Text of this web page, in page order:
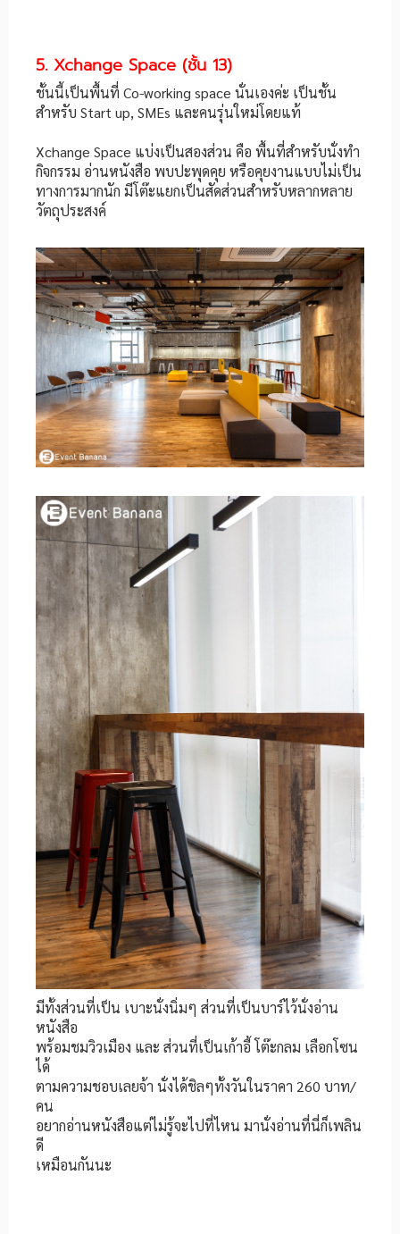
5. Xchange Space (ชั้น 13)
ชั้นนี้เป็นพื้นที่ Co-working space นั่นเองค่ะ เป็นชั้น
สำหรับ​ Start up, SMEs และคนรุ่นใหม่โดยแท้
Xchange Space แบ่งเป็นสองส่วน คือ พื้นที่สำหรับนั่งทำ
กิจกรรม อ่านหนังสือ พบปะพุดคุย หรือคุยงานแบบไม่เป็น
ทางการมากนัก มีโต๊ะแยกเป็นสัดส่วนสำหรับหลากหลาย
วัตถุประสงค์
มีทั้งส่วนที่เป็น เบาะนั่งนิ่มๆ ส่วนที่เป็นบาร์ไว้นั่งอ่าน
หนังสือ
พร้อมชมวิวเมือง และ ส่วนที่เป็นเก้าอี้ โต๊ะกลม เลือกโซน
ได้
ตามความชอบเลยจ้า นั่งได้ชิลๆทั้งวันในราคา 260 บาท/
คน
อยากอ่านหนังสือแต่ไม่รู้จะไปที่ไหน มานั่งอ่านที่นี่ก็เพลิน
ดี
เหมือนกันนะ